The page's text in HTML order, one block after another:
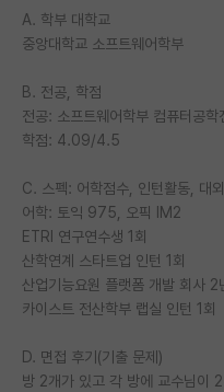
장학금/장학생 게시판
홍보 게시판
커리어
유학교육
이벤트
반도체 아카데미
재팬라운지 🌸
A. 학부 대학교
중앙대학교 소프트웨어학부
B. 전공, 학점
전공: 소프트웨어학부 컴퓨터공학
학점: 4.09/4.5
C. 스펙: 어학점수, 인턴활동, 대
어학: 토익 975, 오픽 IM2
ETRI 연구연수생 1회
산학연계 스타트업 인턴 1회
산업기능요원 플랫폼 개발 회사 2
카이스트 전산학부 랩실 인턴 1회
D. 면접 후기(기출 문제)
방 2개가 있고 각 방에 교수님이